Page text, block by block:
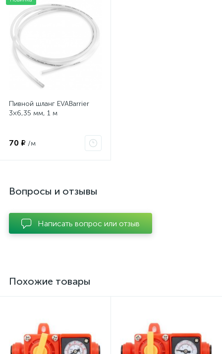
Пивной шланг EVABarrier
3×6,35 мм, 1 м
70 ₽ /м
Вопросы и отзывы
Написать вопрос или отзыв
Похожие товары